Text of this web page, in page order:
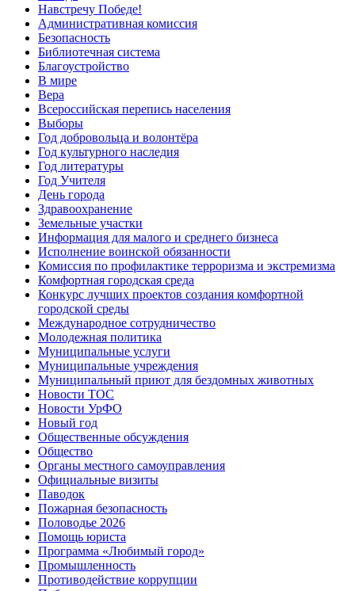
Навстречу Победе!
Административная комиссия
Безопасность
Библиотечная система
Благоустройство
В мире
Вера
Всероссийская перепись населения
Выборы
Год добровольца и волонтёра
Год культурного наследия
Год литературы
Год Учителя
День города
Здравоохранение
Земельные участки
Информация для малого и среднего бизнеса
Исполнение воинской обязанности
Комиссия по профилактике терроризма и экстремизма
Комфортная городская среда
Конкурс лучших проектов создания комфортной
городской среды
Международное сотрудничество
Молодежная политика
Муниципальные услуги
Муниципальные учреждения
Муниципальный приют для бездомных животных
Новости ТОС
Новости УрФО
Новый год
Общественные обсуждения
Общество
Органы местного самоуправления
Официальные визиты
Паводок
Пожарная безопасность
Половодье 2026
Помощь юриста
Программа «Любимый город»
Промышленность
Противодействие коррупции